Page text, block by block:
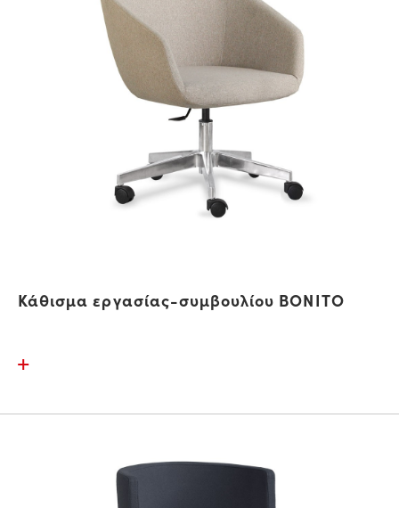
Κάθισμα εργασίας-συμβουλίου BONITO